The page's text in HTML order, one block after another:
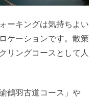
ーキングは気持ちよい
ケーションです。散策
リングコースとして人
鶴羽古道コース」や